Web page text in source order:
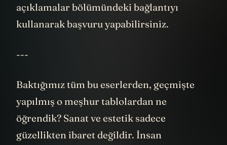
açıklamalar bölümündeki bağlantıyı
kullanarak başvuru yapabilirsiniz.
---
Baktığımız tüm bu eserlerden, geçmişte
yapılmış o meşhur tablolardan ne
öğrendik? Sanat ve estetik sadece
güzellikten ibaret değildir. İnsan